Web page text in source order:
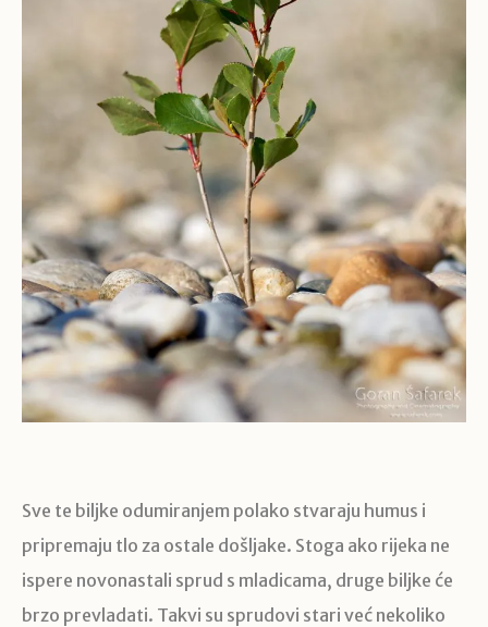
Sve te biljke odumiranjem polako stvaraju humus i
pripremaju tlo za ostale došljake. Stoga ako rijeka ne
ispere novonastali sprud s mladicama, druge biljke će
brzo prevladati. Takvi su sprudovi stari već nekoliko